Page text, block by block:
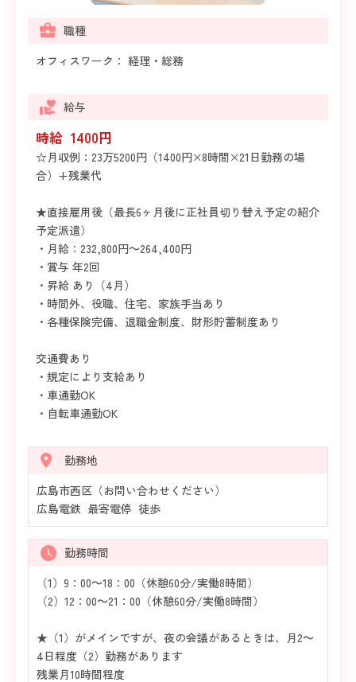
職種
オフィスワーク： 経理・総務
給与
時給 1400円
☆月収例：23万5200円（1400円×8時間×21日勤務の場
合）+残業代
★直接雇用後（最長6ヶ月後に正社員切り替え予定の紹介
予定派遣）
・月給：232,800円～264,400円
・賞与 年2回
・昇給 あり（4月）
・時間外、役職、住宅、家族手当あり
・各種保険完備、退職金制度、財形貯蓄制度あり
交通費あり
・規定により支給あり
・車通勤OK
・自転車通勤OK
勤務地
広島市西区（お問い合わせください）
広島電鉄 最寄電停 徒歩
勤務時間
（1）9：00～18：00（休憩60分/実働8時間）
（2）12：00～21：00（休憩60分/実働8時間）
★（1）がメインですが、夜の会議があるときは、月2～
4日程度（2）勤務があります
残業月10時間程度